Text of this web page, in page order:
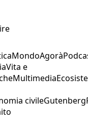
MondoAgorà
Vita e
Multimedia
civileGutenberg